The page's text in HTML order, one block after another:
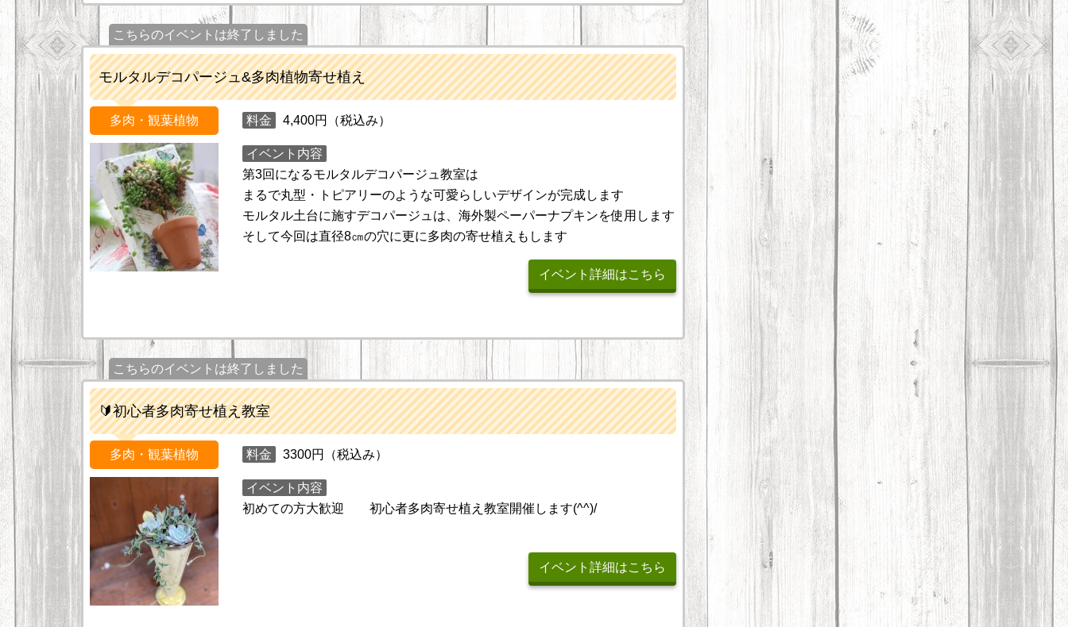
こちらのイベントは終了しました
モルタルデコパージュ&多肉植物寄せ植え
多肉・観葉植物 料金 4,400円（税込み）
イベント内容
第3回になるモルタルデコパージュ教室は
まるで丸型・トピアリーのような可愛らしいデザインが完成します
モルタル土台に施すデコパージュは、海外製ペーパーナプキンを使用します
そして今回は直径8㎝の穴に更に多肉の寄せ植えもします
イベント詳細はこちら
こちらのイベントは終了しました
🔰初心者多肉寄せ植え教室
多肉・観葉植物 料金 3300円（税込み）
イベント内容
初めての方大歓迎 初心者多肉寄せ植え教室開催します(^^)/
イベント詳細はこちら